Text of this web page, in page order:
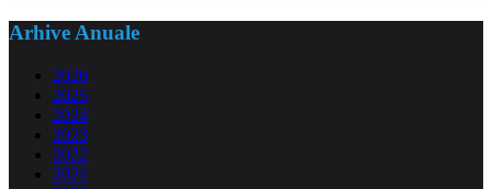
Arhive Anuale
2026
2025
2024
2023
2022
2021